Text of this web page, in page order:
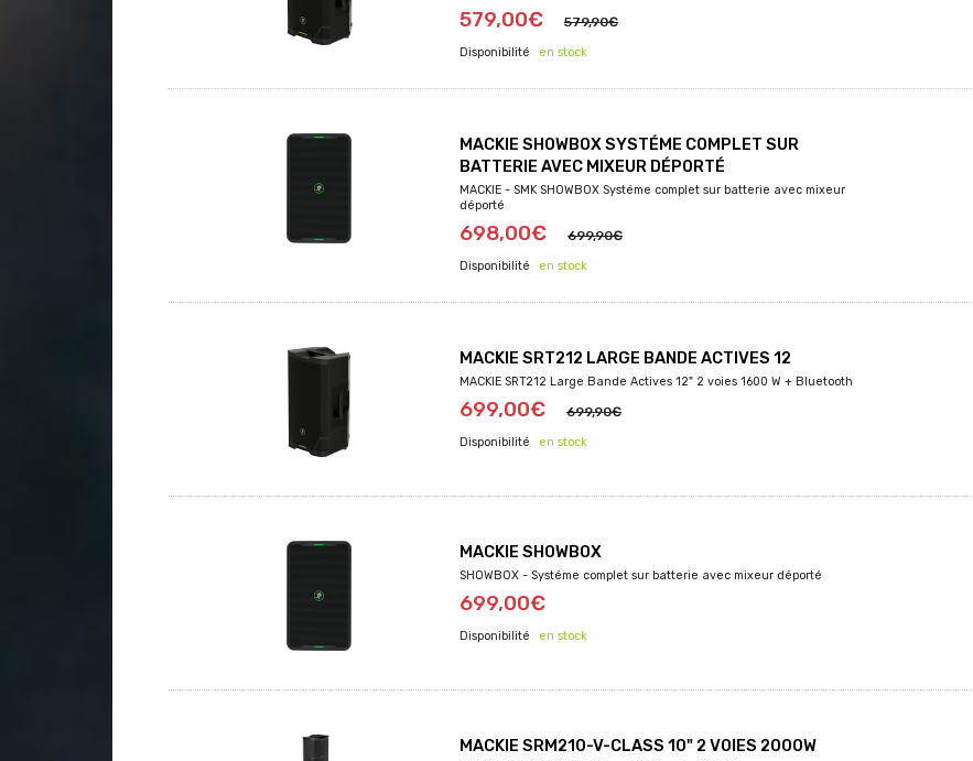
579,00€ 579,90€
en stock
MACKIE SHOWBOX SYSTÉME COMPLET SUR
BATTERIE AVEC MIXEUR DÉPORTÉ
MACKIE - SMK SHOWBOX Systéme complet sur batterie avec mixeur
déporté
698,00€ 699,90€
en stock
MACKIE SRT212 LARGE BANDE ACTIVES 12
MACKIE SRT212 Large Bande Actives 12" 2 voies 1600 W + Bluetooth
699,00€ 699,90€
en stock
MACKIE SHOWBOX
SHOWBOX - Systéme complet sur batterie avec mixeur déporté
699,00€
en stock
MACKIE SRM210-V-CLASS 10" 2 VOIES 2000W